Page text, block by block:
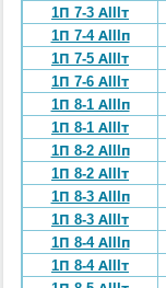
1П 7-3 АIIIт
1П 7-4 АIIIп
1П 7-5 АIIIт
1П 7-6 АIIIт
1П 8-1 АIIIп
1П 8-1 АIIIт
1П 8-2 АIIIп
1П 8-2 АIIIт
1П 8-3 АIIIп
1П 8-3 АIIIт
1П 8-4 АIIIп
1П 8-4 АIIIт